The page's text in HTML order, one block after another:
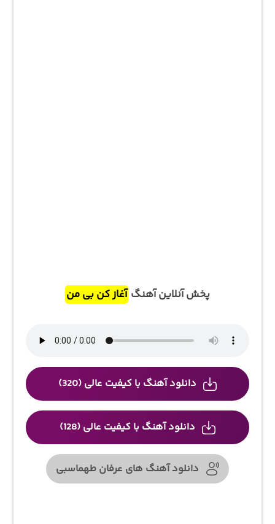
پخش آنلاین آهنگ آغاز کن بی من
دانلود آهنگ با کیفیت عالی (320)
دانلود آهنگ با کیفیت عالی (128)
دانلود آهنگ های عرفان طهماسبی